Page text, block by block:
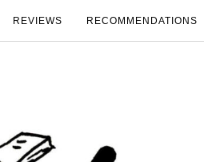
REVIEWS RECOMMENDATIONS